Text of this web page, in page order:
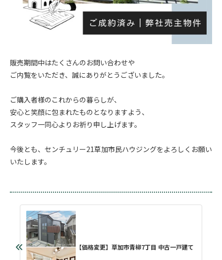
販売期間中はたくさんのお問い合わせや
ご内覧をいただき、誠にありがとうございました。
ご購入者様のこれからの暮らしが、
安心と笑顔に包まれたものとなりますよう、
スタッフ一同心よりお祈り申し上げます。
今後とも、センチュリー21草加市民ハウジングをよろしくお願い
いたします。
【価格変更】草加市青柳7丁目 中古一戸建て